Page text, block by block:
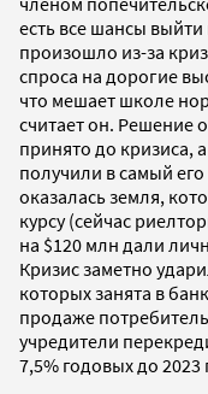
есть все шансы выйти
произошло из-за
спроса на дорогие
что мешает школе
считает он. Решение
принято до кризиса,
получили в самый
оказалась земля,
курсу (сейчас
на $120 млн дали
Кризис заметно
которых занята в
продаже
учредители
7,5% годовых до 2023